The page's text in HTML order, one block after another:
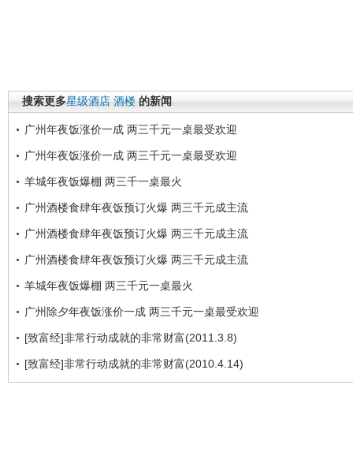
搜索更多星级酒店 酒楼 的新闻
广州年夜饭涨价一成 两三千元一桌最受欢迎
广州年夜饭涨价一成 两三千元一桌最受欢迎
羊城年夜饭爆棚 两三千一桌最火
广州酒楼食肆年夜饭预订火爆 两三千元成主流
广州酒楼食肆年夜饭预订火爆 两三千元成主流
广州酒楼食肆年夜饭预订火爆 两三千元成主流
羊城年夜饭爆棚 两三千元一桌最火
广州除夕年夜饭涨价一成 两三千元一桌最受欢迎
[致富经]非常行动成就的非常财富(2011.3.8)
[致富经]非常行动成就的非常财富(2010.4.14)